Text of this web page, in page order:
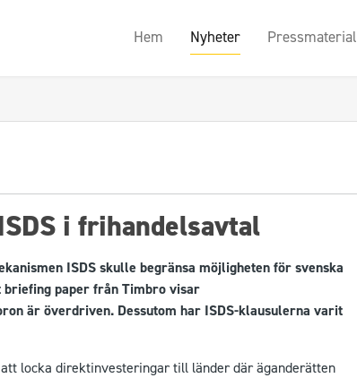
Hem Nyheter Pressmaterial
i frihandelsavtal
ISDS skulle begränsa möjligheten för svenska
paper från Timbro visar
är överdriven. Dessutom har ISDS-klausulerna varit
locka direktinvesteringar till länder där äganderätten